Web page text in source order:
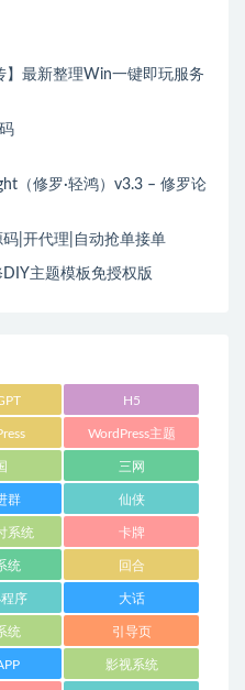
】最新整理Win一键即玩服务
（修罗·轻鸿）v3.3 – 修罗论
|开代理|自动抢单接单
主题模板免授权版
H5
WordPress主题
三网
群 仙侠
系统 卡牌
统 回合
序 大话
统 引导页
影视系统